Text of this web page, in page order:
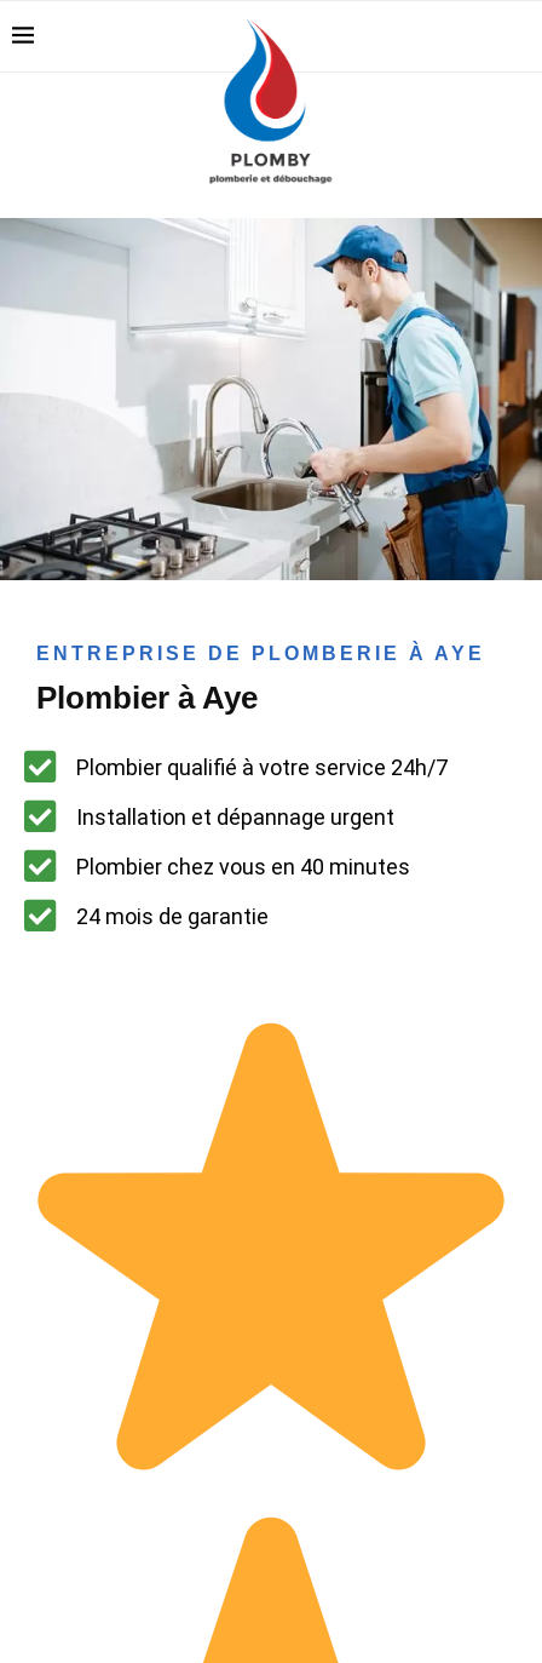
ENTREPRISE DE PLOMBERIE À AYE
Plombier à Aye
Plombier qualifié à votre service 24h/7
Installation et dépannage urgent
Plombier chez vous en 40 minutes
24 mois de garantie